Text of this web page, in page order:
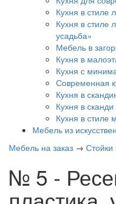
Кухня в стиле
Кухня в стиле
усадьба»
Мебель в
Кухня в
Кухня с
Современная
Кухня в
Кухня в сканди
Кухня в стиле
Мебель из
Мебель на заказ → Стойки
№ 5 -